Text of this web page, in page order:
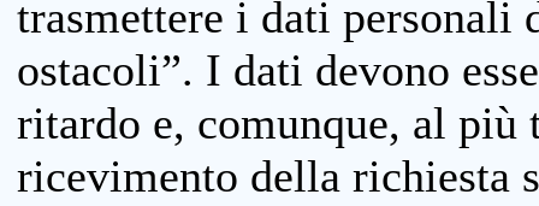
trasmettere i dati personali
ostacoli”. I dati devono
ritardo e, comunque, al più
ricevimento della richiesta